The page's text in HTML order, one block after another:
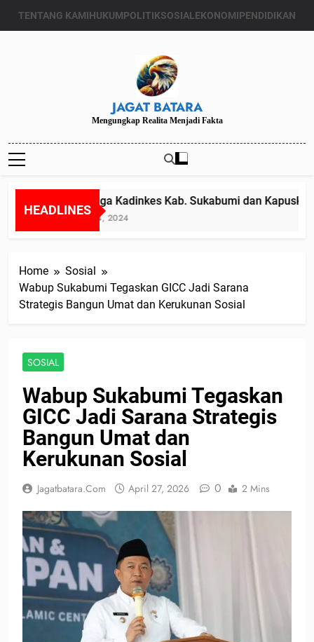
TENTANG KAMIHUKUMPOLITIKSOSIALEKONOMIPENDIDIKAN
JAGAT BATARA
Mengungkap Realita Menjadi Fakta
HEADLINES
Diduga Kadinkes Kab. Sukabumi dan
Juli 24, 2024
Home
Sosial
Wabup Sukabumi Tegaskan GICC Jadi Sarana
Strategis Bangun Umat dan Kerukunan Sosial
SOSIAL
Wabup Sukabumi Tegaskan
GICC Jadi Sarana Strategis
Bangun Umat dan
Kerukunan Sosial
Jagatbatara.com April 27, 2026 0 2 Mins